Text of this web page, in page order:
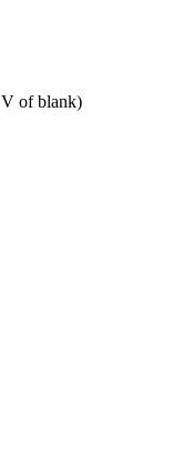
V of blank)